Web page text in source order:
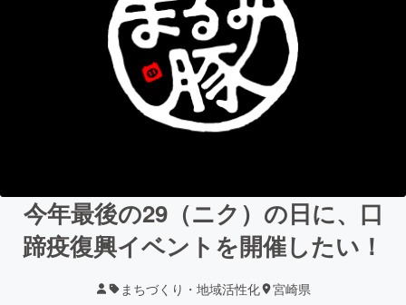
今年最後の29（ニク）の日に、口
蹄疫復興イベントを開催したい！
まちづくり・地域活性化 宮崎県